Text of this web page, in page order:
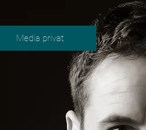
Media privat